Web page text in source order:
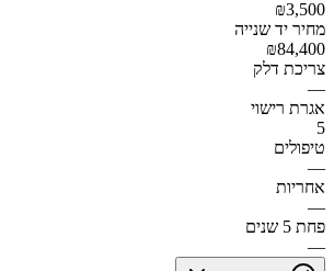
₪3,500
מחיר יד שנייה
₪84,400
צריכת דלק
—
אגרת רישוי
5
טיפולים
—
אחריות
—
פחת 5 שנים
—